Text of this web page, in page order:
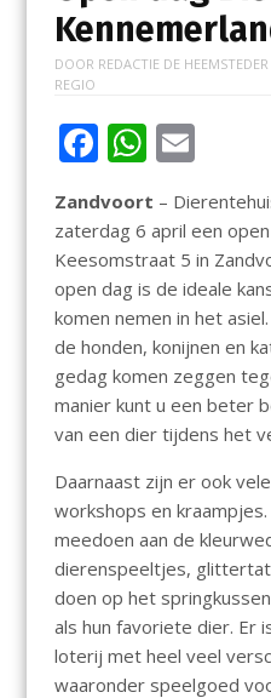
DOOR REDACTIE DE HEEMSTEDER
REGIO
F
ac
e
b
o
o
k
W
at
s
A
p
p
E
ai
l
Zandvoort –
zaterdag 6 april een
Keesomstraat 5 in
open dag is de ideale
komen nemen in het
de honden, konijnen en
gedag komen zeggen
manier kunt u een beter
van een dier tijdens het
Daarnaast zijn er ook
workshops en
meedoen aan de
dierenspeeltjes,
doen op het
als hun favoriete dier. Er
loterij met heel veel
waaronder speelgoed